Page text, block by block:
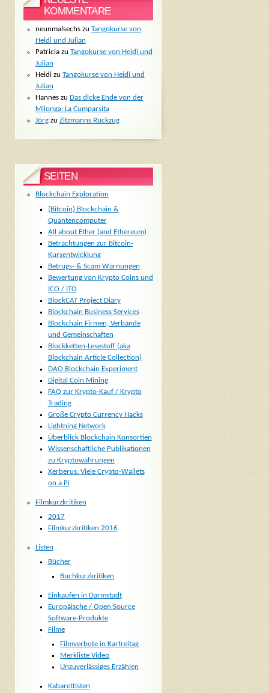
KOMMENTARE
neunmalsechszu Tangokurse von
Heidi und Julian
Patriciazu Tangokurse von Heidi und
Julian
Heidizu Tangokurse von Heidi und
Julian
Hanneszu Das dicke Ende von der
Milonga: La Cumparsita
Jörgzu Zitzmanns Rückzug
SEITEN
Blockchain Exploration
(Bitcoin) Blockchain &
Quantencomputer
All about Ether (and Ethereum)
Betrachtungen zur Bitcoin-
Kursentwicklung
Betrugs- & Scam Warnungen
Bewertung von Krypto Coins und
ICO / ITO
BlockCAT Project Diary
Blockchain Business Services
Blockchain Firmen, Verbände
und Gemeinschaften
Blockketten-Lesestoff (aka
Blockchain Article Collection)
DAO Blockchain Experiment
Digital Coin Mining
FAQ zur Krypto-Kauf / Krypto
Trading
Große Crypto Currency Hacks
Lightning Network
Überblick Blockchain Konsortien
Wissenschaftliche Publikationen
zu Kryptowährungen
Xerberus: Viele Crypto-Wallets
on a Pi
Filmkurzkritiken
2017
Filmkurzkritiken 2016
Listen
Bücher
Buchkurzkritiken
Einkaufen in Darmstadt
Europäische / Open Source
Software-Produkte
Filme
Filmverbote in Karfreitag
Merkliste Video
Unzuverlässiges Erzählen
Kabarettisten